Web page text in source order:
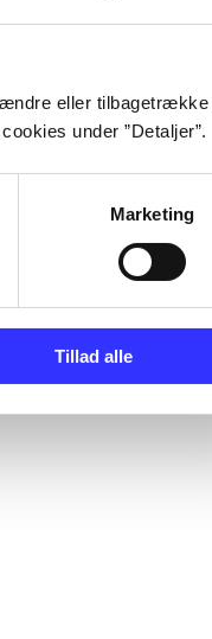
eller tilbagetrække
under ”Detaljer”.
Marketing
Tillad alle